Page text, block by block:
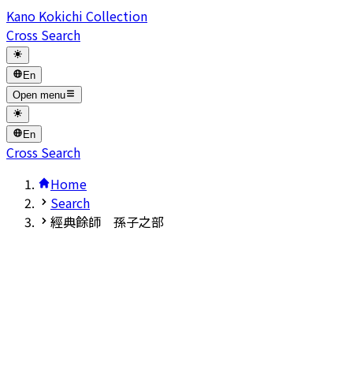
Kano Kokichi Collection
Cross Search
En
Open menu
En
Cross Search
Home
Search
經典餘師 孫子之部